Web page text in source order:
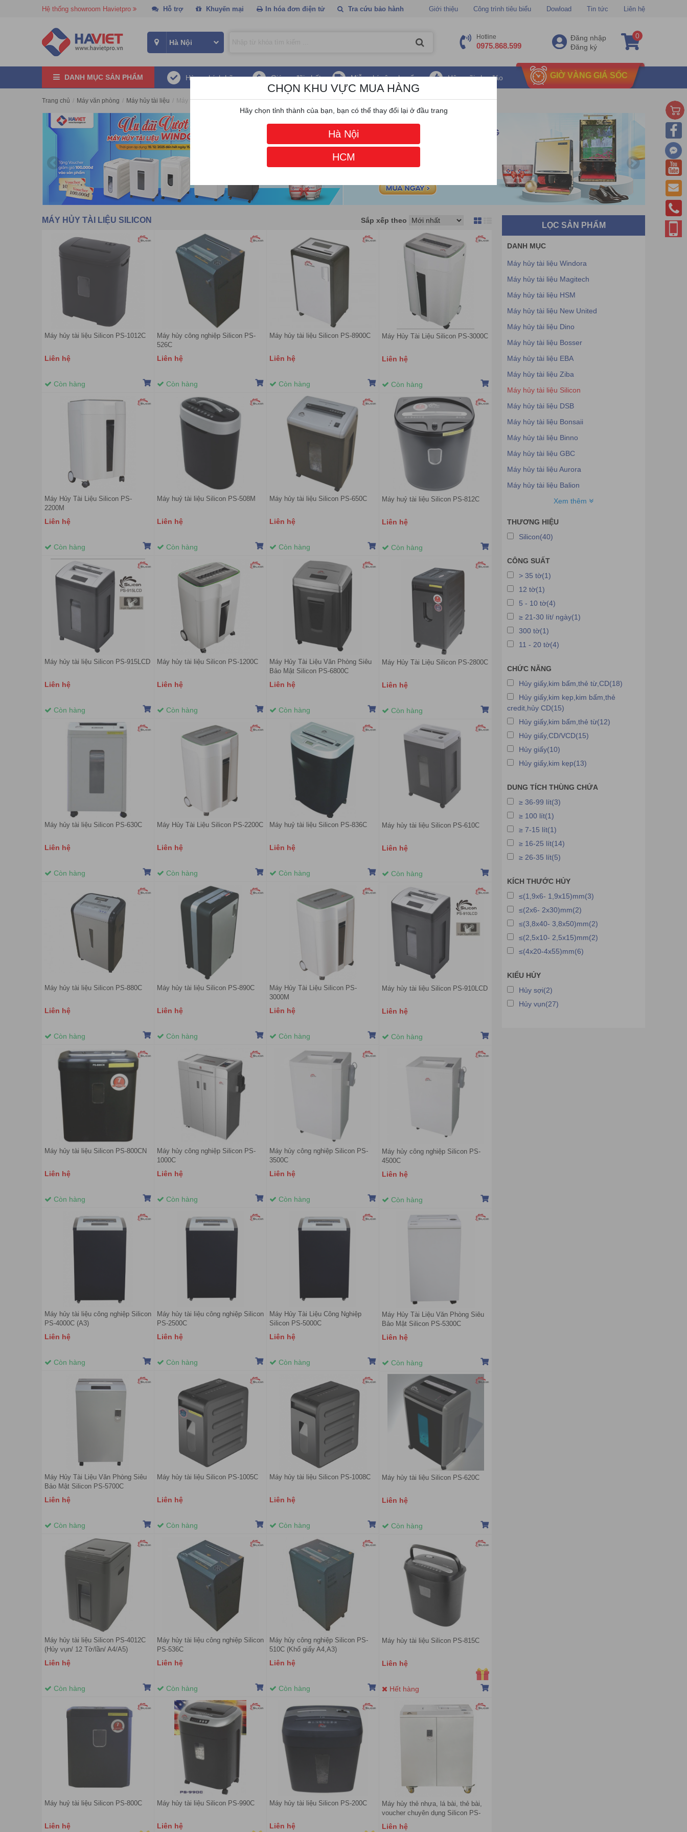
Hệ thống showroom Havietpro Hỗ trợ Khuyến mại In hóa đơn điện tử Tra cứu bảo hành Giới thiệu Công trình tiêu biểu Dowload Tin tức Liên hệ
Hotline
0975.868.599
Đăng nhập
Đăng ký
0
DANH MỤC SẢN PHẨM Hàng chính hãng Giá ưu đãi nhất Miễn phí vận chuyển Hậu mãi chu đáo GIỜ VÀNG GIÁ SỐC
Trang chủ / Máy văn phòng / Máy hủy tài liệu / Máy hủy tài liệu Silicon
MÁY HỦY TÀI LIỆU SILICON Sắp xếp theo
Máy hủy tài liệu Silicon PS-1012C
Liên hệ
Còn hàng
Máy hủy công nghiệp Silicon PS-
526C
Liên hệ
Còn hàng
Máy hủy tài liệu Silicon PS-8900C
Liên hệ
Còn hàng
Máy Hủy Tài Liệu Silicon PS-3000C
Liên hệ
Còn hàng
Máy Hủy Tài Liệu Silicon PS-
2200M
Liên hệ
Còn hàng
Máy huỷ tài liệu Silicon PS-508M
Liên hệ
Còn hàng
Máy hủy tài liệu Silicon PS-650C
Liên hệ
Còn hàng
Máy huỷ tài liệu Silicon PS-812C
Liên hệ
Còn hàng
Máy hủy tài liệu Silicon PS-915LCD
Liên hệ
Còn hàng
Máy hủy tài liệu Silicon PS-1200C
Liên hệ
Còn hàng
Máy Hủy Tài Liệu Văn Phòng Siêu
Bảo Mật Silicon PS-6800C
Liên hệ
Còn hàng
Máy Hủy Tài Liệu Silicon PS-2800C
Liên hệ
Còn hàng
Máy hủy tài liệu Silicon PS-630C
Liên hệ
Còn hàng
Máy Hủy Tài Liệu Silicon PS-2200C
Liên hệ
Còn hàng
Máy huỷ tài liệu Silicon PS-836C
Liên hệ
Còn hàng
Máy hủy tài liệu Silicon PS-610C
Liên hệ
Còn hàng
Máy hủy tài liệu Silicon PS-880C
Liên hệ
Còn hàng
Máy hủy tài liệu Silicon PS-890C
Liên hệ
Còn hàng
Máy Hủy Tài Liệu Silicon PS-
3000M
Liên hệ
Còn hàng
Máy hủy tài liệu Silicon PS-910LCD
Liên hệ
Còn hàng
Máy hủy tài liệu Silicon PS-800CN
Liên hệ
Còn hàng
Máy hủy công nghiệp Silicon PS-
1000C
Liên hệ
Còn hàng
Máy hủy công nghiệp Silicon PS-
3500C
Liên hệ
Còn hàng
Máy hủy công nghiệp Silicon PS-
4500C
Liên hệ
Còn hàng
Máy hủy tài liệu công nghiệp Silicon
PS-4000C (A3)
Liên hệ
Còn hàng
Máy hủy tài liệu công nghiệp Silicon
PS-2500C
Liên hệ
Còn hàng
Máy Hủy Tài Liệu Công Nghiệp
Silicon PS-5000C
Liên hệ
Còn hàng
Máy Hủy Tài Liệu Văn Phòng Siêu
Bảo Mật Silicon PS-5300C
Liên hệ
Còn hàng
Máy Hủy Tài Liệu Văn Phòng Siêu
Bảo Mật Silicon PS-5700C
Liên hệ
Còn hàng
Máy hủy tài liệu Silicon PS-1005C
Liên hệ
Còn hàng
Máy hủy tài liệu Silicon PS-1008C
Liên hệ
Còn hàng
Máy hủy tài liệu Silicon PS-620C
Liên hệ
Còn hàng
Máy hủy tài liệu Silicon PS-4012C
(Hủy vụn/ 12 Tờ/lần/ A4/A5)
Liên hệ
Còn hàng
Máy hủy tài liệu công nghiệp Silicon
PS-536C
Liên hệ
Còn hàng
Máy hủy công nghiệp Silicon PS-
510C (Khổ giấy A4,A3)
Liên hệ
Còn hàng
Máy hủy tài liệu Silicon PS-815C
Liên hệ
Hết hàng
Máy huỷ tài liệu Silicon PS-800C
Liên hệ
Máy hủy tài liệu Silicon PS-990C
Liên hệ
Máy hủy tài liệu Silicon PS-200C
Liên hệ
Máy hủy thẻ nhựa, lá bài, thẻ bài,
voucher chuyên dụng Silicon PS-
5800C
Liên hệ
LỌC SẢN PHẨM
DANH MỤC
Máy hủy tài liệu Windora
Máy hủy tài liệu Magitech
Máy hủy tài liệu HSM
Máy hủy tài liệu New United
Máy hủy tài liệu Dino
Máy hủy tài liệu Bosser
Máy hủy tài liệu EBA
Máy hủy tài liệu Ziba
Máy hủy tài liệu Silicon
Máy hủy tài liệu DSB
Máy hủy tài liệu Bonsaii
Máy hủy tài liệu Binno
Máy hủy tài liệu GBC
Máy hủy tài liệu Aurora
Máy hủy tài liệu Balion
Máy hủy tài liệu Hpec
Máy hủy tài liệu Bingo
Máy hủy tài liệu Comet
Máy hủy tài liệu Asmix
Máy hủy tài liệu Eryun
Máy hủy tài liệu Nideka
Máy hủy tài liệu Dahli
Máy hủy tài liệu INNO
Máy hủy tài liệu Sunwood
Máy hủy tài liệu Hitech
Máy hủy tài liệu Hopu
Máy hủy tài liệu LBA
Máy hủy tài liệu HP
Xem thêm
THƯƠNG HIỆU
Silicon(40)
CÔNG SUẤT
> 35 tờ(1)
12 tờ(1)
5 - 10 tờ(4)
≥ 21-30 lít/ ngày(1)
300 tờ(1)
11 - 20 tờ(4)
CHỨC NĂNG
Hủy giấy,kim bấm,thẻ từ,CD(18)
Hủy giấy,kim kẹp,kim bấm,thẻ
credit,hủy CD(15)
Hủy giấy,kim bấm,thẻ từ(12)
Hủy giấy,CD/VCD(15)
Hủy giấy(10)
Hủy giấy,kim kẹp(13)
DUNG TÍCH THÙNG CHỨA
≥ 36-99 lít(3)
≥ 100 lít(1)
≥ 7-15 lít(1)
≥ 16-25 lít(14)
≥ 26-35 lít(5)
KÍCH THƯỚC HỦY
≤(1,9x6- 1,9x15)mm(3)
≤(2x6- 2x30)mm(2)
≤(3,8x40- 3,8x50)mm(2)
≤(2,5x10- 2,5x15)mm(2)
≤(4x20-4x55)mm(6)
KIỂU HỦY
Hủy sợi(2)
Hủy vụn(27)
CHỌN KHU VỰC MUA HÀNG
Hãy chọn tỉnh thành của bạn, bạn có thể thay đổi lại ở đầu trang
Hà Nội
HCM